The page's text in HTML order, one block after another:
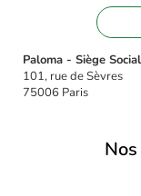
Paloma - Siège Social
101, rue de Sèvres
75006 Paris